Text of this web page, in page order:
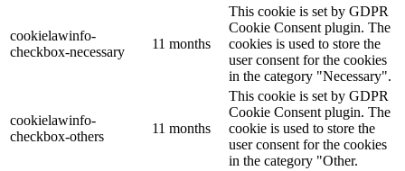
cookielawinfo-
checkbox-necessary
11 months
This cookie is set by GDPR
Cookie Consent plugin. The
cookies is used to store the
user consent for the cookies
in the category "Necessary".
cookielawinfo-
checkbox-others
11 months
This cookie is set by GDPR
Cookie Consent plugin. The
cookie is used to store the
user consent for the cookies
in the category "Other.